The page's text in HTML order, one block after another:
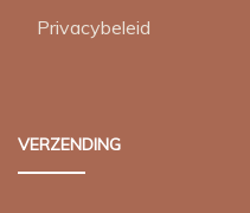
Privacybeleid
VERZENDING